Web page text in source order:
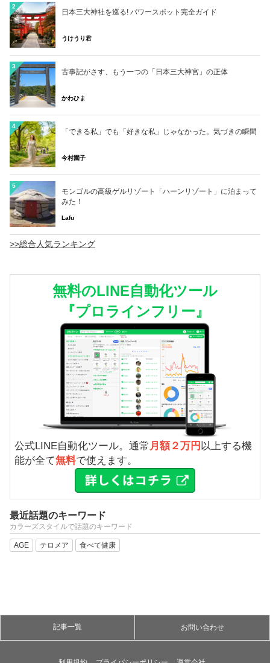
2
日本三大神社を巡る! パワースポット完全ガイド
うけうり君
3
古事記がさす、もう一つの「日本三大神宮」の正体
かわひま
4
「できる私」でも「好きな私」じゃなかった。気づきの瞬間
今村園子
5
モンゴルの高級ゲルリゾート「ハーンリゾート」に泊まって
みた！
Lafu
>>総合人気ランキング
無料のLINE自動化ツール
『プロラインフリー』
公式LINE自動化ツール。通常 月額２万円 以上する機
能が全て無料で使えます。
最近話題のキーワード
カラーズスタイルで話題のキーワード
AGE テロメア 食べて健康
記事一覧 お問い合わせ